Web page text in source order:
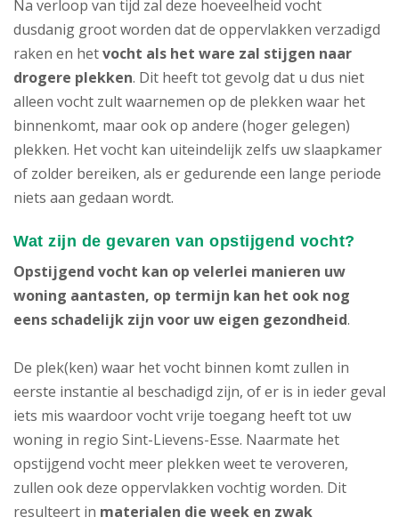
Na verloop van tijd zal deze hoeveelheid vocht
dusdanig groot worden dat de oppervlakken verzadigd
raken en hetvocht als het ware zal stijgen naar
drogere plekken. Dit heeft tot gevolg dat u dus niet
alleen vocht zult waarnemen op de plekken waar het
binnenkomt, maar ook op andere (hoger gelegen)
plekken. Het vocht kan uiteindelijk zelfs uw slaapkamer
of zolder bereiken, als er gedurende een lange periode
niets aan gedaan wordt.
Wat zijn de gevaren van opstijgend vocht?
Opstijgend vocht kan op velerlei manieren uw
woning aantasten, op termijn kan het ook nog
eens schadelijk zijn voor uw eigen gezondheid.
De plek(ken) waar het vocht binnen komt zullen in
eerste instantie al beschadigd zijn, of er is in ieder geval
iets mis waardoor vocht vrije toegang heeft tot uw
woning in regio Sint-Lievens-Esse. Naarmate het
opstijgend vocht meer plekken weet te veroveren,
zullen ook deze oppervlakken vochtig worden. Dit
resulteert in materialen die week en zwak